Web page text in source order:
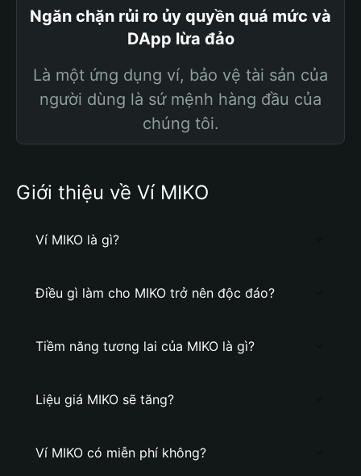
Ngăn chặn rủi ro ủy quyền quá mức và
DApp lừa đảo
Là một ứng dụng ví, bảo vệ tài sản của
người dùng là sứ mệnh hàng đầu của
chúng tôi.
Giới thiệu về Ví MIKO
Ví MIKO là gì?
Điều gì làm cho MIKO trở nên độc đáo?
Tiềm năng tương lai của MIKO là gì?
Liệu giá MIKO sẽ tăng?
Ví MIKO có miễn phí không?